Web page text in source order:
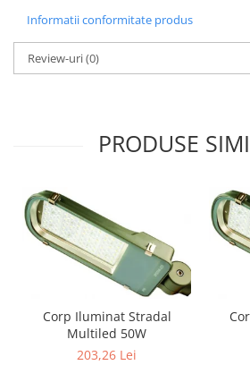
Informatii conformitate produs
Review-uri(0)
PRODUSE
Corp Iluminat Stradal
Multiled 50W
203,26 Lei